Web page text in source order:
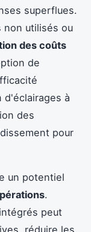
superflues.
non utilisés ou
des coûts
de
à
des
pour
un potentiel
.
peut